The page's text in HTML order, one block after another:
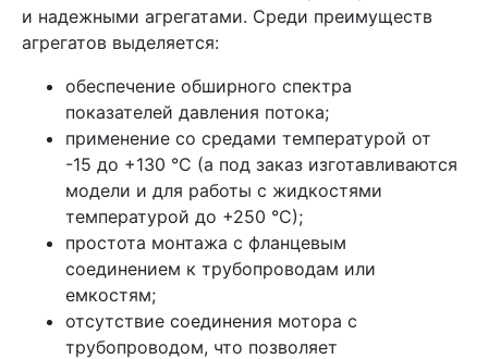
и надежными агрегатами. Среди преимуществ
агрегатов выделяется:
обеспечение обширного спектра
показателей давления потока;
применение со средами температурой от
-15 до +130 °C (а под заказ изготавливаются
модели и для работы с жидкостями
температурой до +250 °C);
простота монтажа с фланцевым
соединением к трубопроводам или
емкостям;
отсутствие соединения мотора с
трубопроводом, что позволяет